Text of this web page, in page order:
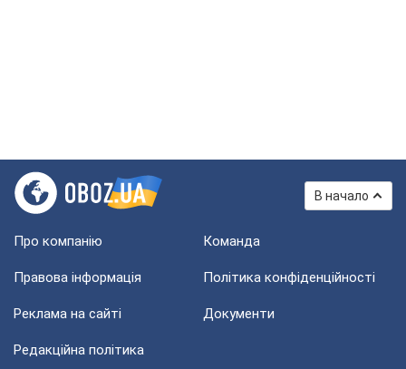
В начало
Про компанію Команда
Правова інформація Політика конфіденційності
Реклама на сайті Документи
Редакційна політика